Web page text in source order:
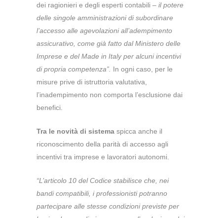
dei ragionieri e degli esperti contabili – il potere
delle singole amministrazioni di subordinare
l’accesso alle agevolazioni all’adempimento
assicurativo, come già fatto dal Ministero delle
Imprese e del Made in Italy per alcuni incentivi
di propria competenza”. In ogni caso, per le
misure prive di istruttoria valutativa,
l’inadempimento non comporta l’esclusione dai
benefici.
Tra le novità di sistema spicca anche il
riconoscimento della parità di accesso agli
incentivi tra imprese e lavoratori autonomi.
“L’articolo 10 del Codice stabilisce che, nei
bandi compatibili, i professionisti potranno
partecipare alle stesse condizioni previste per